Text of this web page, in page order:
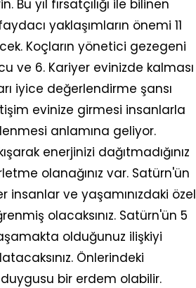
yıl fırsatçılığı ile bilinen
yaklaşımların önemi 11
Koçların yönetici gezegeni
ve 6. Kariyer evinizde kalması
iyice değerlendirme şansı
evinize girmesi insanlarla
anlamına geliyor.
enerjinizi dağıtmadığınız
olanağınız var. Satürn'ün
insanlar ve yaşamınızdaki özel
olacaksınız. Satürn'ün 5
olduğunuz ilişkiyi
Önlerindeki
bir erdem olabilir.